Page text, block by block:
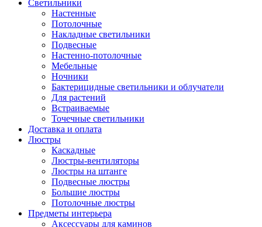
Светильники
Настенные
Потолочные
Накладные светильники
Подвесные
Настенно-потолочные
Мебельные
Ночники
Бактерицидные светильники и облучатели
Для растений
Встраиваемые
Точечные светильники
Доставка и оплата
Люстры
Каскадные
Люстры-вентиляторы
Люстры на штанге
Подвесные люстры
Большие люстры
Потолочные люстры
Предметы интерьера
Аксессуары для каминов